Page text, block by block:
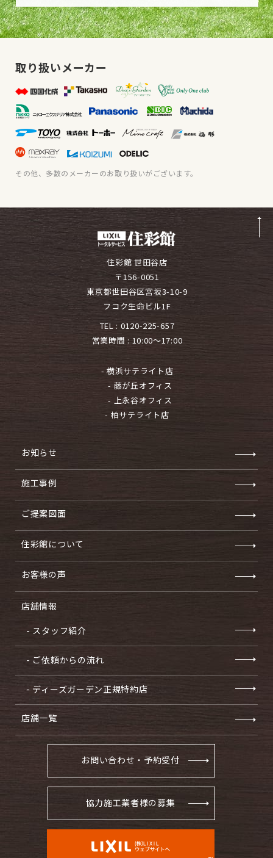
取り扱いメーカー
その他、多数のメーカーのお取り扱いがございます。
住彩館 世田谷店
〒156-0051
東京都世田谷区宮坂3-10-9
フコク生命ビル1F
TEL : 0120-225-657
営業時間 : 10:00～17:00
- 横浜サテライト店
- 藤が丘オフィス
- 上永谷オフィス
- 柏サテライト店
お知らせ
施工事例
ご提案図面
住彩館について
お客様の声
店舗情報
- スタッフ紹介
- ご依頼からの流れ
- ディーズガーデン正規特約店
店舗一覧
お問い合わせ・予約受付
協力施工業者様の募集